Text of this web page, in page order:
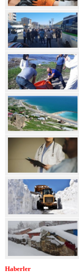
Haberler